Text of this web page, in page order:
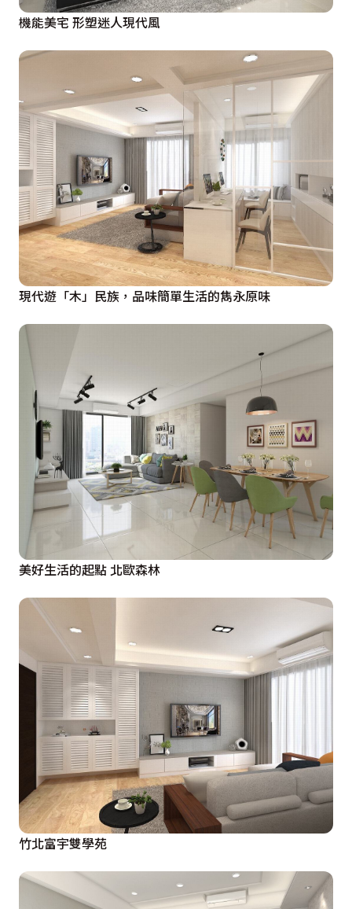
機能美宅 形塑迷人現代風
現代遊「木」民族，品味簡單生活的雋永原味
美好生活的起點 北歐森林
竹北富宇雙學苑